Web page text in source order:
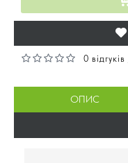
0 відгуків
ОПИС